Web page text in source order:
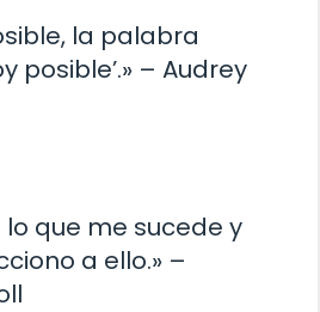
la palabra
posible’.» – Audrey
lo que me sucede y
a ello.» –